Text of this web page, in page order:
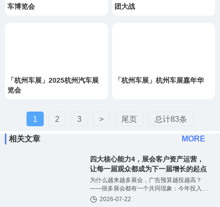
车博览会
团大战
「杭州车展」2025杭州汽车展
览会
「杭州车展」杭州车展嘉年华
1 2 3 > 尾页 总计83条
相关文章 MORE
四大核心能力4，展会客户资产运营，
让每一届观众都成为下一届增长的起点
为什么越来越多展会，广告预算越投越高？
——很多展会都有一个共同现象：今年投入几
十万、上百万广告预算，获得了一批报名观
2026-07-22